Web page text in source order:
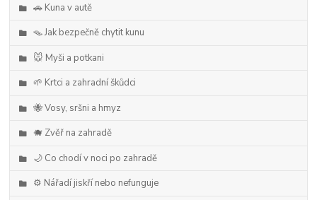
🚗 Kuna v autě
🪤 Jak bezpečně chytit kunu
🐭 Myši a potkani
🌱 Krtci a zahradní škůdci
🐝 Vosy, sršni a hmyz
🐗 Zvěř na zahradě
🌙 Co chodí v noci po zahradě
⚙️ Nářadí jiskří nebo nefunguje